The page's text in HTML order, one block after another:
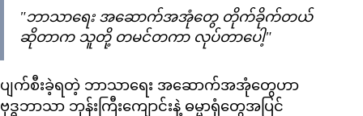
"ဘာသာရေး အဆောက်အအုံတွေ တိုက်ခိုက်တယ်
ဆိုတာက သူတို့ တမင်တကာ လုပ်တာပေါ့"
ပျက်စီးခဲ့ရတဲ့ ဘာသာရေး အဆောက်အအုံတွေဟာ
ဗုဒ္ဓဘာသာ ဘုန်းကြီးကျောင်းနဲ့ ဓမ္မာရုံတွေအပြင်